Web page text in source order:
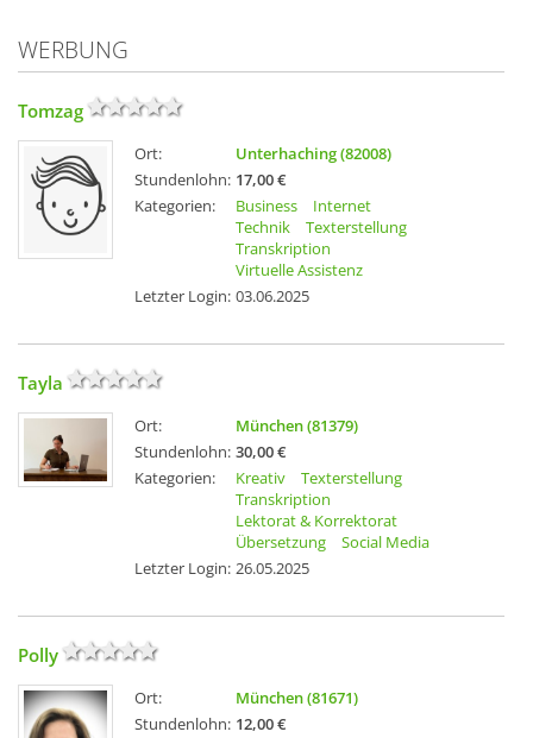
WERBUNG
Tomzag
Ort:
Unterhaching (82008)
Stundenlohn: 17,00 €
Kategorien:
Business
Internet
Technik
Texterstellung
Transkription
Virtuelle Assistenz
Letzter Login: 03.06.2025
Tayla
Ort:
München (81379)
Stundenlohn: 30,00 €
Kategorien:
Kreativ
Texterstellung
Transkription
Lektorat & Korrektorat
Übersetzung
Social Media
Letzter Login: 26.05.2025
Polly
Ort:
München (81671)
Stundenlohn: 12,00 €